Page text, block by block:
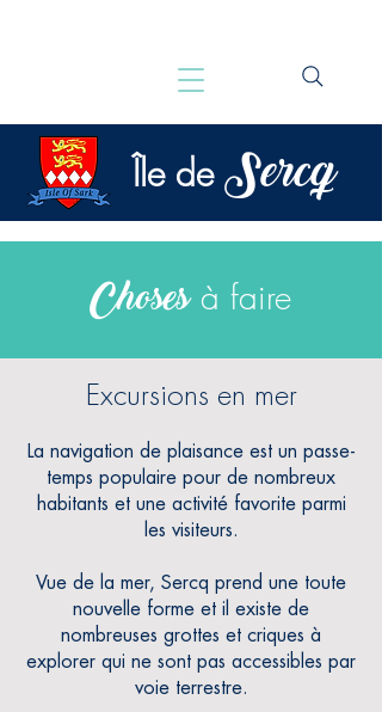
Île de Sercq
Choses à faire
Excursions en mer
La navigation de plaisance est un passe-
temps populaire pour de nombreux
habitants et une activité favorite parmi
les visiteurs.
Vue de la mer, Sercq prend une toute
nouvelle forme et il existe de
nombreuses grottes et criques à
explorer qui ne sont pas accessibles par
voie terrestre.